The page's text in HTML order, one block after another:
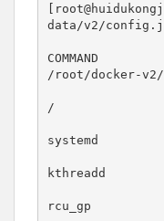
data/v2/
COMMAND
/root/docker-
/
systemd
kthreadd
rcu_gp